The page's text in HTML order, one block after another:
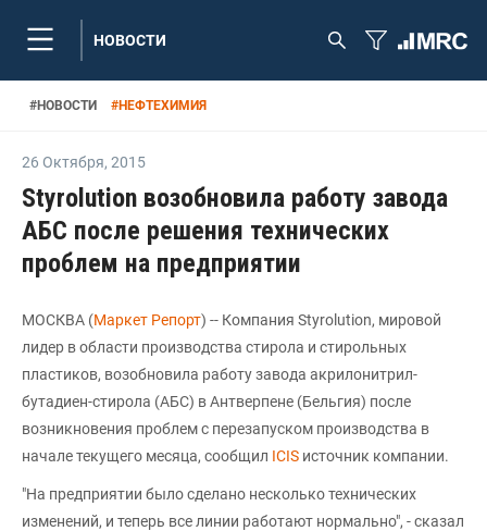
НОВОСТИ
#НОВОСТИ #НЕФТЕХИМИЯ
26 Октября, 2015
Styrolution возобновила работу завода
АБС после решения технических
проблем на предприятии
МОСКВА (Маркет Репорт) -- Компания Styrolution, мировой
лидер в области производства стирола и стирольных
пластиков, возобновила работу завода акрилонитрил-
бутадиен-стирола (АБС) в Антверпене (Бельгия) после
возникновения проблем с перезапуском производства в
начале текущего месяца, сообщил ICIS источник компании.
"На предприятии было сделано несколько технических
изменений, и теперь все линии работают нормально", - сказал